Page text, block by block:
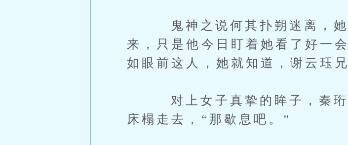
鬼神之说何其扑朔迷离，她
来，只是他今日盯着她看了好一
如眼前这人，她就知道，谢云珏
对上女子真挚的眸子，秦珩
床榻走去，“那歇息吧。”